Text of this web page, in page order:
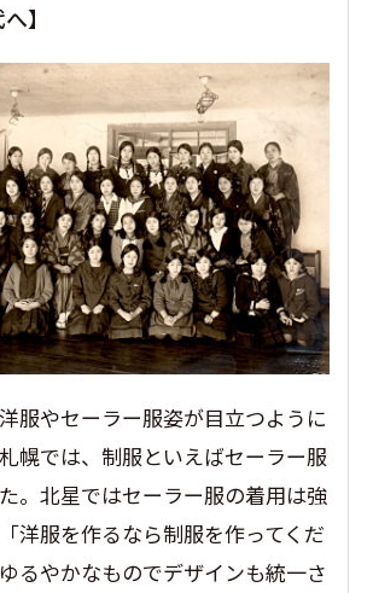
】
服やセーラー服姿が目立つように
幌では、制服といえばセーラー服
。北星ではセーラー服の着用は強
洋服を作るなら制服を作ってくだ
るやかなものでデザインも統一さ